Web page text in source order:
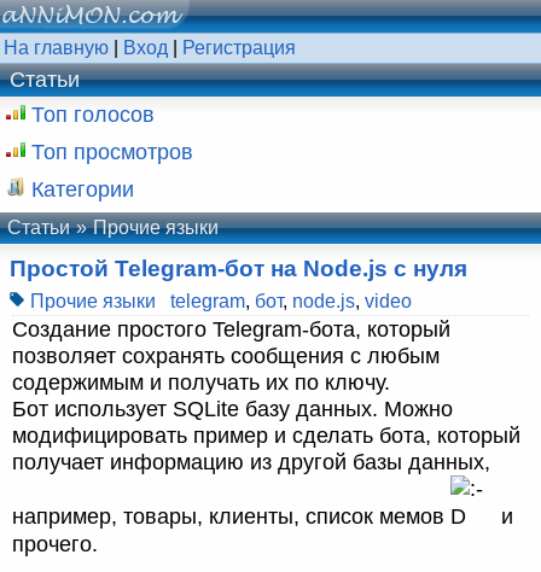
На главную Вход Регистрация
Статьи
Топ голосов
Топ просмотров
Категории
Статьи Прочие языки
Простой Telegram-бот на Node.js с нуля
Прочие языки telegram, бот, node.js, video
Создание простого Telegram-бота, который
позволяет сохранять сообщения с любым
содержимым и получать их по ключу.
Бот использует SQLite базу данных. Можно
модифицировать пример и сделать бота, который
получает информацию из другой базы данных,
например, товары, клиенты, список мемов
и
прочего.